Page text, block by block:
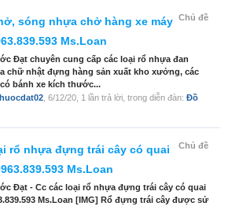
Chủ đề
sóng nhựa chở hàng xe máy
Ms.Loan
Đạt chuyên cung cấp các loại rổ nhựa đan
chữ nhật đựng hàng sản xuất kho xưởng, các
bánh xe kích thước...
6/12/20 , 1 lần trả lời, trong diễn đàn: Đồ
Chủ đề
rổ nhựa đựng trái cây có quai
Ms.Loan
Đạt - Cc các loại rổ nhựa đựng trái cây có quai
Ms.Loan [IMG] Rổ đựng trái cây được sử